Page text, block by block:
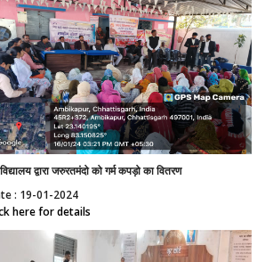
द्वारा जरुरतमंदो को गर्म कपड़ो का वितरण
: 19-01-2024
here for details